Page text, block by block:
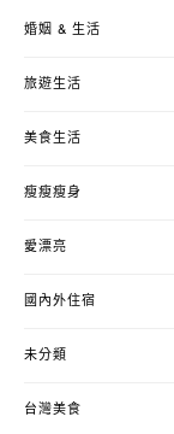
婚姻 & 生活
旅遊生活
美食生活
瘦瘦瘦身
愛漂亮
國內外住宿
未分類
台灣美食